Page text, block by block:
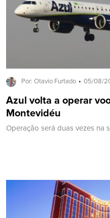
Por: Otavio Furtado 05/08/
Azul volta a operar
Montevidéu
Operação será duas vezes na